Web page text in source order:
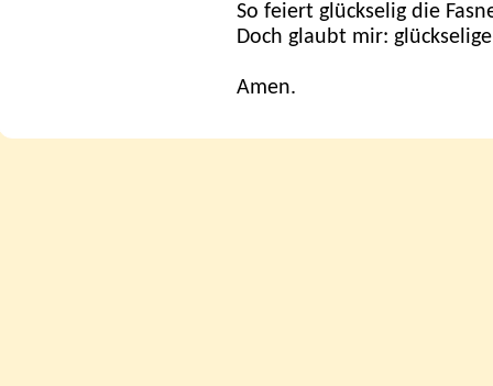
So feiert glückselig die
Doch glaubt mir:
Amen.